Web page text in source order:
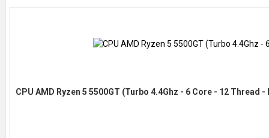
CPU AMD Ryzen 5 5500GT (Turbo 4.4Ghz - 6 Core - 12 Thread